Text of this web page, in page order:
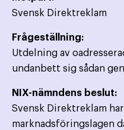
Svensk Direktreklam
Frågeställning:
Utdelning av
undanbett sig sådan
NIX-nämndens beslut:
Svensk Direktreklam
marknadsföringslagen